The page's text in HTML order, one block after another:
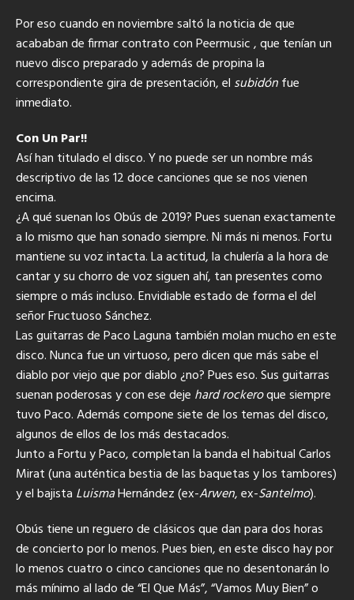
Por eso cuando en noviembre saltó la noticia de que
acababan de firmar contrato con Peermusic , que tenían un
nuevo disco preparado y además de propina la
correspondiente gira de presentación, el subidónfue
inmediato.
Con Un Par!!
Así han titulado el disco. Y no puede ser un nombre más
descriptivo de las 12 doce canciones que se nos vienen
encima.
¿A qué suenan los Obús de 2019? Pues suenan exactamente
a lo mismo que han sonado siempre. Ni más ni menos. Fortu
mantiene su voz intacta. La actitud, la chulería a la hora de
cantar y su chorro de voz siguen ahí, tan presentes como
siempre o más incluso. Envidiable estado de forma el del
señor Fructuoso Sánchez.
Las guitarras de Paco Laguna también molan mucho en este
disco. Nunca fue un virtuoso, pero dicen que más sabe el
diablo por viejo que por diablo ¿no? Pues eso. Sus guitarras
suenan poderosas y con ese deje hard rockeroque siempre
tuvo Paco. Además compone siete de los temas del disco,
algunos de ellos de los más destacados.
Junto a Fortu y Paco, completan la banda el habitual Carlos
Mirat (una auténtica bestia de las baquetas y los tambores)
y el bajista LuismaHernández (ex-Arwen, ex-Santelmo).
Obús tiene un reguero de clásicos que dan para dos horas
de concierto por lo menos. Pues bien, en este disco hay por
lo menos cuatro o cinco canciones que no desentonarán lo
más mínimo al lado de “El Que Más”, “Vamos Muy Bien” o